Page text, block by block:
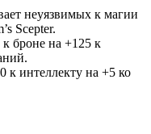
неуязвимых к магии
Scepter.
броне на +125 к
к интеллекту на +5 ко